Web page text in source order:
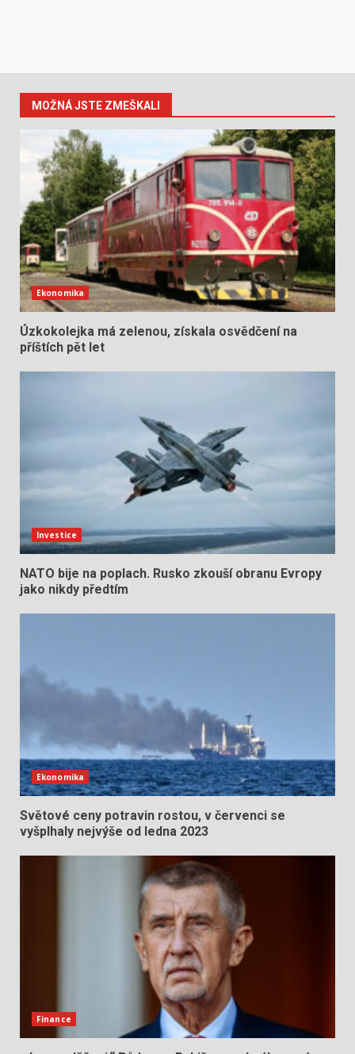
MOŽNÁ JSTE ZMEŠKALI
Ekonomika
Úzkokolejka má zelenou, získala osvědčení na
příštích pět let
Investice
NATO bije na poplach. Rusko zkouší obranu Evropy
jako nikdy předtím
Ekonomika
Světové ceny potravin rostou, v červenci se
vyšplhaly nejvýše od ledna 2023
Finance